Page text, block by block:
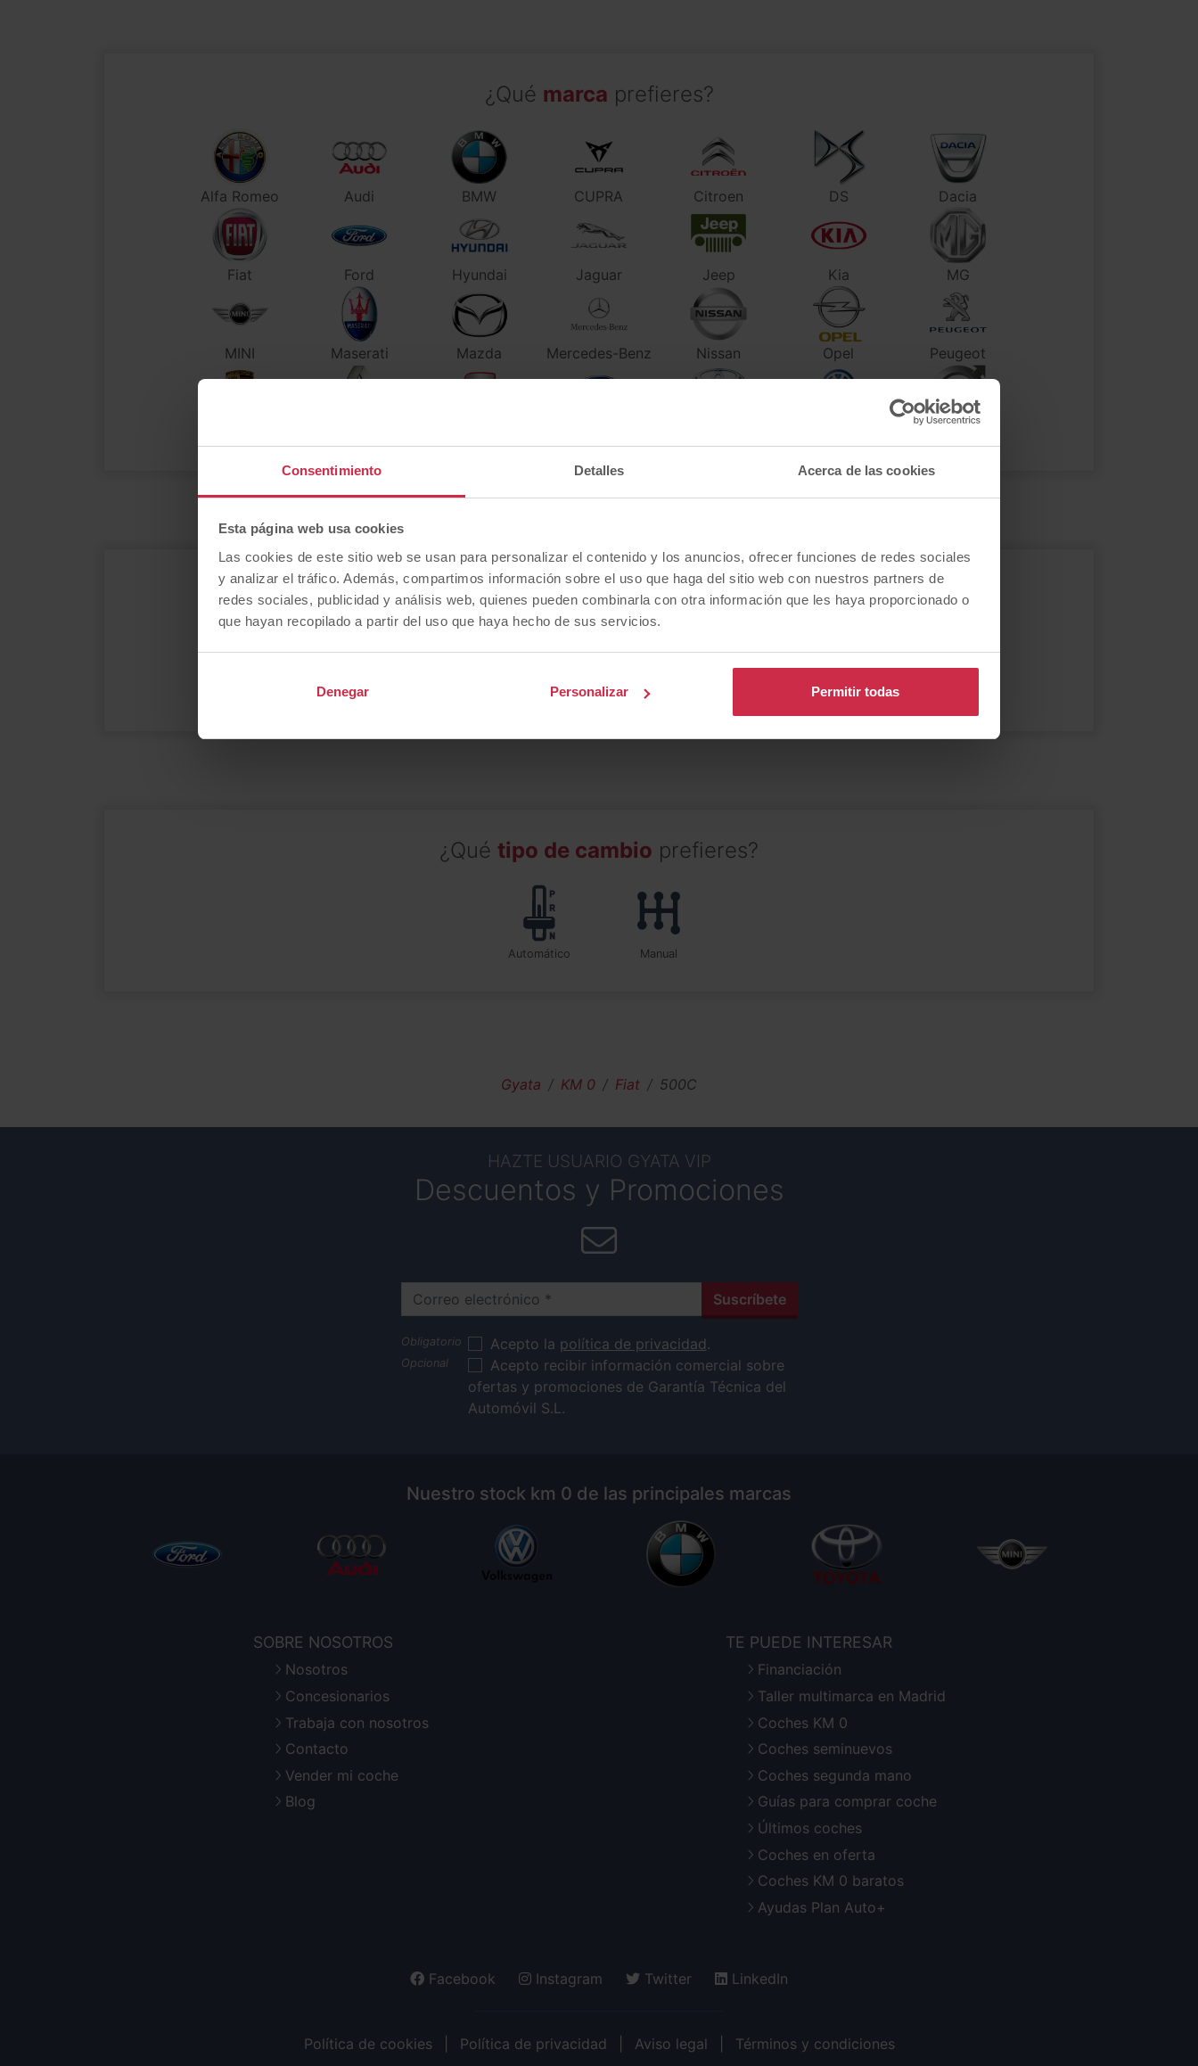
Consentimiento Detalles Acerca de las cookies
Esta página web usa cookies
Las cookies de este sitio web se usan para personalizar el contenido y los anuncios, ofrecer funciones de redes sociales
y analizar el tráfico. Además, compartimos información sobre el uso que haga del sitio web con nuestros partners de
redes sociales, publicidad y análisis web, quienes pueden combinarla con otra información que les haya proporcionado o
que hayan recopilado a partir del uso que haya hecho de sus servicios.
Denegar Personalizar Permitir todas
¿Qué marca prefieres?
Alfa Romeo Audi BMW CUPRA Citroen DS Dacia
Fiat Ford Hyundai Jaguar Jeep Kia MG
MINI Maserati Mazda Mercedes-Benz Nissan Opel Peugeot
¿Buscas untipo de combustibleconcreto?
Híbrido Eléctrico
¿Qué tipo de cambio prefieres?
automático manual
Gyata KM 0 Fiat 500C
HAZTE USUARIO GYATA VIP
Descuentos y Promociones
Correo electrónico Suscríbete
Acepto la política de privacidad.
Acepto recibir información comercial sobre
ofertas y promociones de Garantía Técnica del
Automóvil S.L.
Nuestro stock km 0 de las principales marcas
SOBRE NOSOTROS
Nosotros
Concesionarios
Trabaja con nosotros
Contacto
Vender mi coche
Blog
TE PUEDE INTERESAR
Financiación
Taller multimarca en Madrid
Coches KM 0
Coches seminuevos
Coches segunda mano
Guías para comprar coche
Últimos coches
Coches en oferta
Coches KM 0 baratos
Ayudas Plan Auto+
Facebook Instagram Twitter LinkedIn
Política de cookies Política de privacidad Aviso legal Términos y condiciones